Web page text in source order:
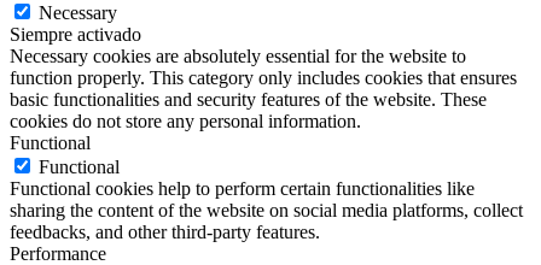
Necessary
Siempre activado
Necessary cookies are absolutely essential for the website to
function properly. This category only includes cookies that ensures
basic functionalities and security features of the website. These
cookies do not store any personal information.
Functional
Functional
Functional cookies help to perform certain functionalities like
sharing the content of the website on social media platforms, collect
feedbacks, and other third-party features.
Performance